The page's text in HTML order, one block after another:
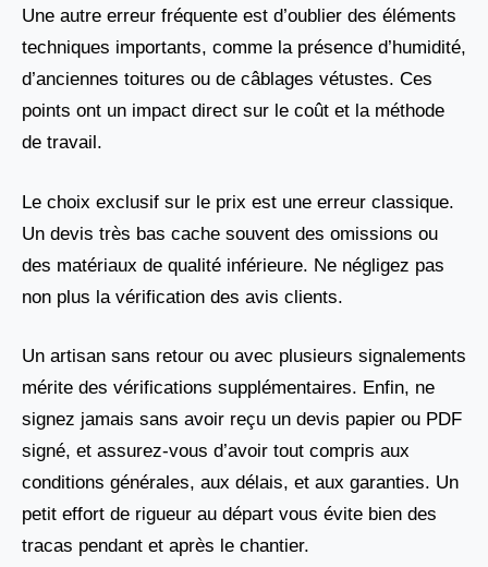
Une autre erreur fréquente est d’oublier des éléments
techniques importants, comme la présence d’humidité,
d’anciennes toitures ou de câblages vétustes. Ces
points ont un impact direct sur le coût et la méthode
de travail.
Le choix exclusif sur le prix est une erreur classique.
Un devis très bas cache souvent des omissions ou
des matériaux de qualité inférieure. Ne négligez pas
non plus la vérification des avis clients.
Un artisan sans retour ou avec plusieurs signalements
mérite des vérifications supplémentaires. Enfin, ne
signez jamais sans avoir reçu un devis papier ou PDF
signé, et assurez-vous d’avoir tout compris aux
conditions générales, aux délais, et aux garanties. Un
petit effort de rigueur au départ vous évite bien des
tracas pendant et après le chantier.